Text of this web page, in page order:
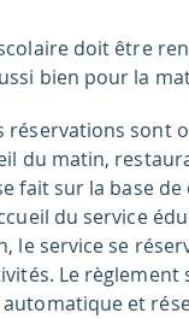
doit être
bien pour la
réservations
du matin,
fait sur la base
du service
le service se
Le
et